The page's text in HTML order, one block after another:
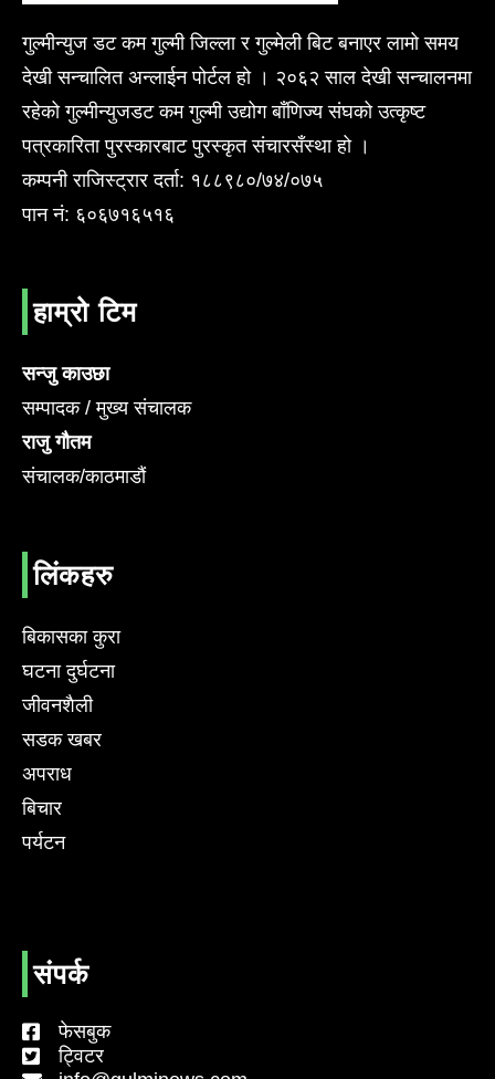
गुल्मीन्युज डट कम गुल्मी जिल्ला र गुल्मेली बिट बनाएर लामो समय
देखी सन्चालित अन्लाईन पोर्टल हो । २०६२ साल देखी सन्चालनमा
रहेको गुल्मीन्युजडट कम गुल्मी उद्योग बाँणिज्य संघको उत्कृष्ट
पत्रकारिता पुरस्कारबाट पुरस्कृत संचारसँस्था हो ।
कम्पनी राजिस्ट्रार दर्ता: १८८९८०/७४/०७५
पान नं: ६०६७१६५१६
हाम्रो टिम
सन्जु काउछा
सम्पादक / मुख्य संचालक
राजु गौतम
संचालक/काठमाडौं
लिंकहरु
बिकासका कुरा
घटना दुर्घटना
जीवनशैली
सडक खबर
अपराध
बिचार
पर्यटन
संपर्क
फेसबुक
ट्विटर